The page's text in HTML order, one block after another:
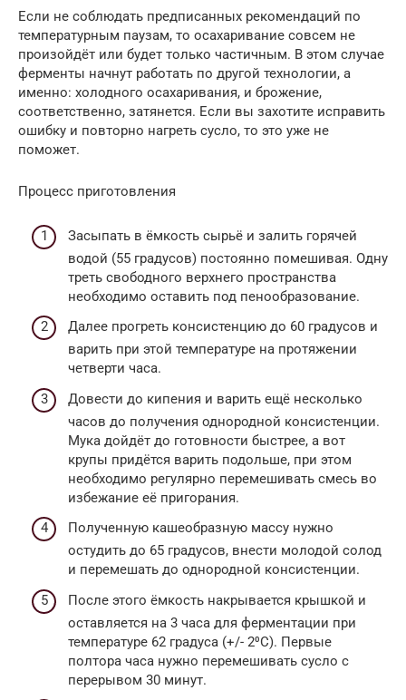
Если не соблюдать предписанных рекомендаций по
температурным паузам, то осахаривание совсем не
произойдёт или будет только частичным. В этом случае
ферменты начнут работать по другой технологии, а
именно: холодного осахаривания, и брожение,
соответственно, затянется. Если вы захотите исправить
ошибку и повторно нагреть сусло, то это уже не
поможет.
Процесс приготовления
Засыпать в ёмкость сырьё и залить горячей
водой (55 градусов) постоянно помешивая. Одну
треть свободного верхнего пространства
необходимо оставить под пенообразование.
Далее прогреть консистенцию до 60 градусов и
варить при этой температуре на протяжении
четверти часа.
Довести до кипения и варить ещё несколько
часов до получения однородной консистенции.
Мука дойдёт до готовности быстрее, а вот
крупы придётся варить подольше, при этом
необходимо регулярно перемешивать смесь во
избежание её пригорания.
Полученную кашеобразную массу нужно
остудить до 65 градусов, внести молодой солод
и перемешать до однородной консистенции.
После этого ёмкость накрывается крышкой и
оставляется на 3 часа для ферментации при
температуре 62 градуса (+/- 2⁰С). Первые
полтора часа нужно перемешивать сусло с
перерывом 30 минут.